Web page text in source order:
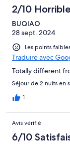
2/10 Horrible
BUQIAO
28 sept. 2024
Les points
Traduire avec
Totally different
Séjour de 2 nuits en
1
Avis vérifié
6/10